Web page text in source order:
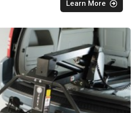
Learn More